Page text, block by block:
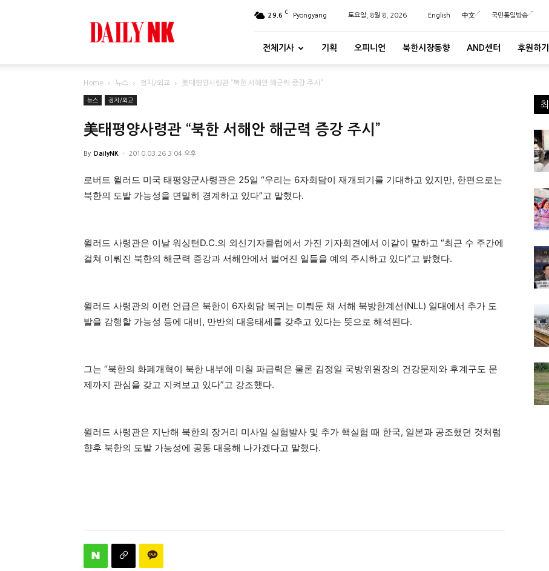
29.6 C Pyongyang 토요일, 8월 8, 2026 English 中文 국민통일방송
전체기사 기획 오피니언 북한시장동향 AND센터 후원하기
Home 뉴스 정치/외교 美태평양사령관 “북한 서해안 해군력 증강 주시”
뉴스 정치/외교
美태평양사령관 “북한 서해안 해군력 증강 주시”
By DailyNK - 2010.03.26 3:04 오후
로버트 윌러드 미국 태평양군사령관은 25일 “우리는 6자회담이 재개되기를 기대하고 있지만, 한편으로는
북한의 도발 가능성을 면밀히 경계하고 있다”고 말했다.
윌러드 사령관은 이날 워싱턴D.C.의 외신기자클럽에서 가진 기자회견에서 이같이 말하고 “최근 수 주간에
걸쳐 이뤄진 북한의 해군력 증강과 서해안에서 벌어진 일들을 예의 주시하고 있다”고 밝혔다.
윌러드 사령관의 이런 언급은 북한이 6자회담 복귀는 미뤄둔 채 서해 북방한계선(NLL) 일대에서 추가 도
발을 감행할 가능성 등에 대비, 만반의 대응태세를 갖추고 있다는 뜻으로 해석된다.
그는 “북한의 화폐개혁이 북한 내부에 미칠 파급력은 물론 김정일 국방위원장의 건강문제와 후계구도 문
제까지 관심을 갖고 지켜보고 있다”고 강조했다.
윌러드 사령관은 지난해 북한의 장거리 미사일 실험발사 및 추가 핵실험 때 한국, 일본과 공조했던 것처럼
향후 북한의 도발 가능성에 공동 대응해 나가겠다고 말했다.